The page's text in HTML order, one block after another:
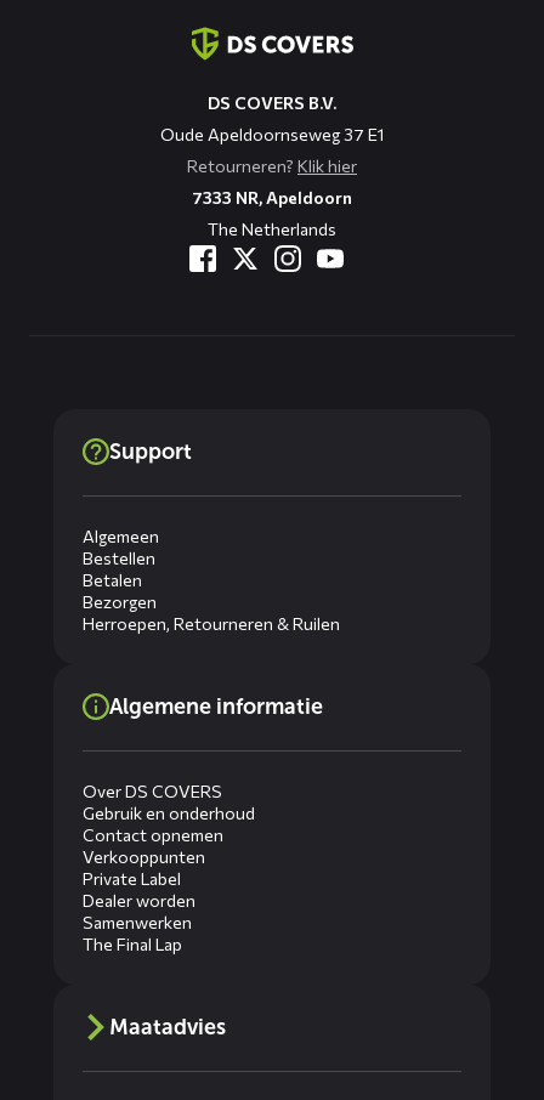
DS COVERS B.V.
Oude Apeldoornseweg 37 E1
Retourneren? Klik hier
7333 NR, Apeldoorn
The Netherlands
Support
Algemeen
Bestellen
Betalen
Bezorgen
Herroepen, Retourneren & Ruilen
Algemene informatie
Over DS COVERS
Gebruik en onderhoud
Contact opnemen
Verkooppunten
Private Label
Dealer worden
Samenwerken
The Final Lap
Maatadvies